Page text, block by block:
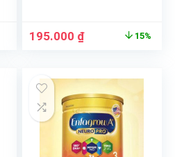
195.000 ₫ 15%